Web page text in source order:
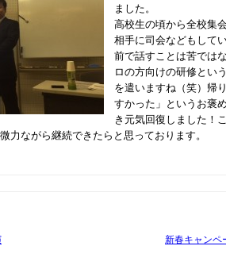
ました。
高校生の頃から全校集
相手に司会などもして
前で話すことは苦では
ロの方向けの研修とい
を遣いますね（笑）帰
すかった」というお褒
き元気回復しました！
力ながら継続できたらと思っております。
新春キャンペ